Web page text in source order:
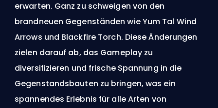
erwarten. Ganz zu schweigen von den
brandneuen Gegenständen wie Yum Tal Wind
Arrows und Blackfire Torch. Diese Änderungen
zielen darauf ab, das Gameplay zu
diversifizieren und frische Spannung in die
Gegenstandsbauten zu bringen, was ein
spannendes Erlebnis für alle Arten von